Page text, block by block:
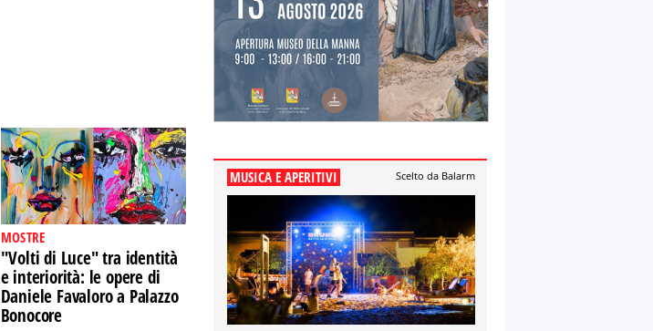
MOSTRE
"Volti di Luce" tra identità
e interiorità: le opere di
Daniele Favaloro a Palazzo
Bonocore
MUSICA E APERITIVI Scelto da Balarm